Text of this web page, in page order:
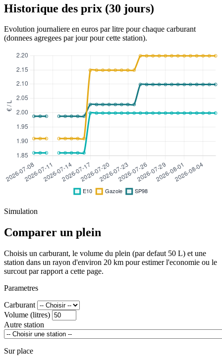
Historique des prix (30 jours)
Evolution journaliere en euros par litre pour chaque carburant
(donnees agregees par jour pour cette station).
Simulation
Comparer un plein
Choisis un carburant, le volume du plein (par defaut 50 L) et une
station dans un rayon d'environ 20 km pour estimer l'economie ou le
surcout par rapport a cette page.
Parametres
Carburant
Volume (litres)
Autre station
Sur place